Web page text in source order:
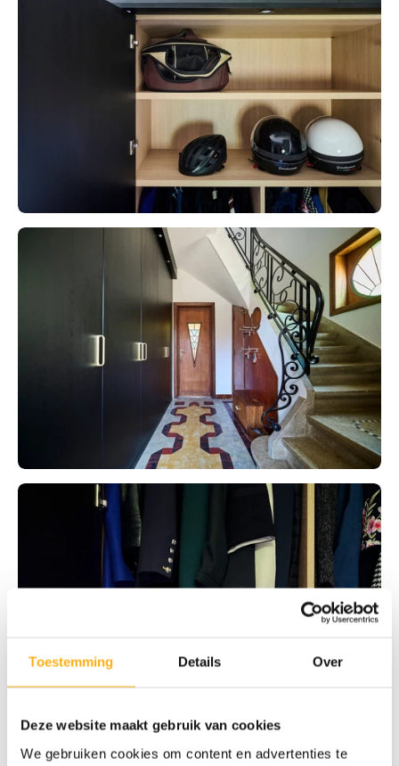
Toestemming Details Over
Deze website maakt gebruik van cookies
We gebruiken cookies om content en advertenties te